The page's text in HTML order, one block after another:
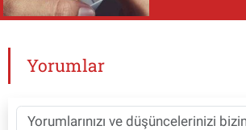
Yorumlar